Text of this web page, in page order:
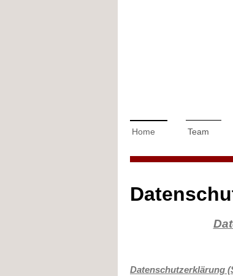
Home Team
Datenschutzerklärung